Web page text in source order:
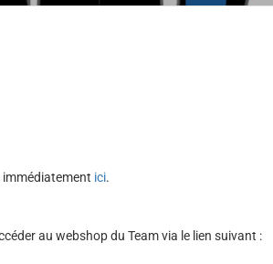
immédiatement ici.
au webshop du Team via le lien suivant :